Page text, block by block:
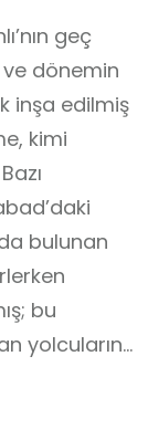
geç
ve dönemin
inşa edilmiş
bulunan
bu
yolcuların